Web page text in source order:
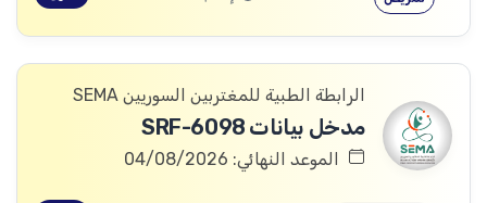
الرابطة الطبية للمغتربين السوريين SEMA
مدخل بيانات SRF-6098
الموعد النهائي: 04/08/2026